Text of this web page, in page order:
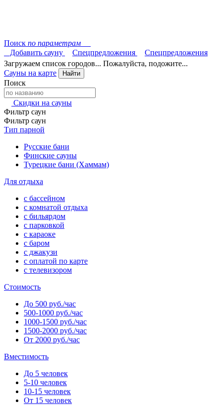
Поиск по параметрам
Добавить сауну
Спецпредложения
Спецпредложения
Загружаем список городов... Пожалуйста, подожите...
Сауны на карте
Найти
Поиск
Скидки на сауны
Фильтр саун
Фильтр саун
Тип парной
Русские бани
Финские сауны
Турецкие бани (Хаммам)
Для отдыха
с бассейном
с комнатой отдыха
с бильярдом
с парковкой
с караоке
с баром
с джакузи
с оплатой по карте
с телевизором
Стоимость
До 500 руб./час
500-1000 руб./час
1000-1500 руб./час
1500-2000 руб./час
От 2000 руб./час
Вместимость
До 5 человек
5-10 человек
10-15 человек
От 15 человек